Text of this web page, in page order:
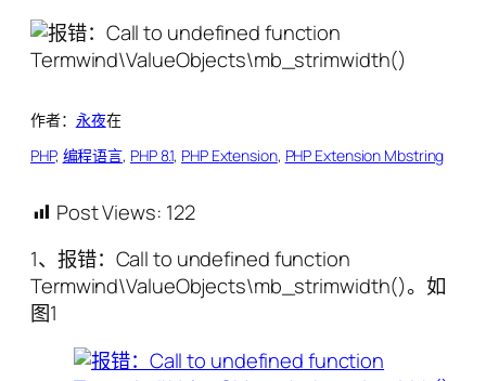
作者： 永夜在
PHP, 编程语言, PHP 8.1, PHP Extension, PHP Extension Mbstring
Post Views: 122
1、报错：Call to undefined function
Termwind\ValueObjects\mb_strimwidth()。如
图1